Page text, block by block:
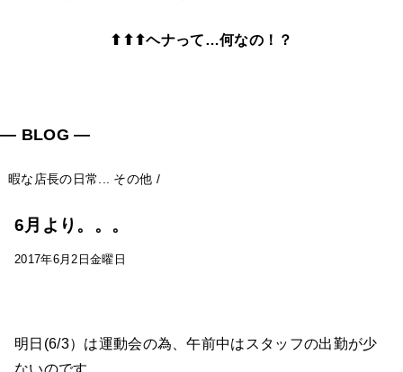
⬆⬆⬆ヘナって…何なの！？
― BLOG ―
暇な店長の日常... その他 /
6月より。。。
2017年6月2日金曜日
明日(6/3）は運動会の為、午前中はスタッフの出勤が少